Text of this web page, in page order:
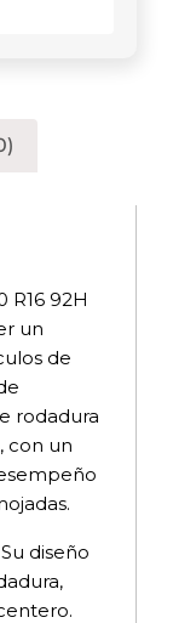
R16 92H
un
de
rodadura
con un
diseño